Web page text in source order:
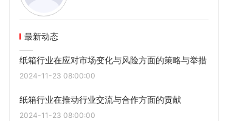
最新动态
纸箱行业在应对市场变化与风险方面的策略与举措
2024-11-23 08:00:00
纸箱行业在推动行业交流与合作方面的贡献
2024-11-23 08:00:00